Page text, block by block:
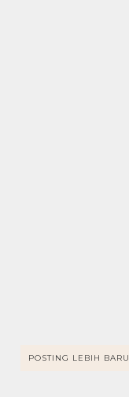
POSTING LEBIH BARU